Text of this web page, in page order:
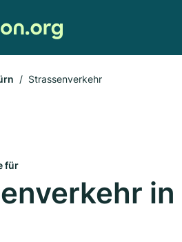
Strassenverkehr
für